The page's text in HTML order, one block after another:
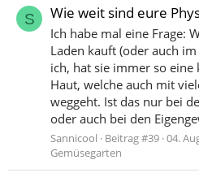
S Wie weit sind eure
Ich habe mal eine Frage:
Laden kauft (oder auch
ich, hat sie immer so eine
Haut, welche auch mit
weggeht. Ist das nur bei
oder auch bei den
Sannicool Beitrag #39 04.
Gemüsegarten